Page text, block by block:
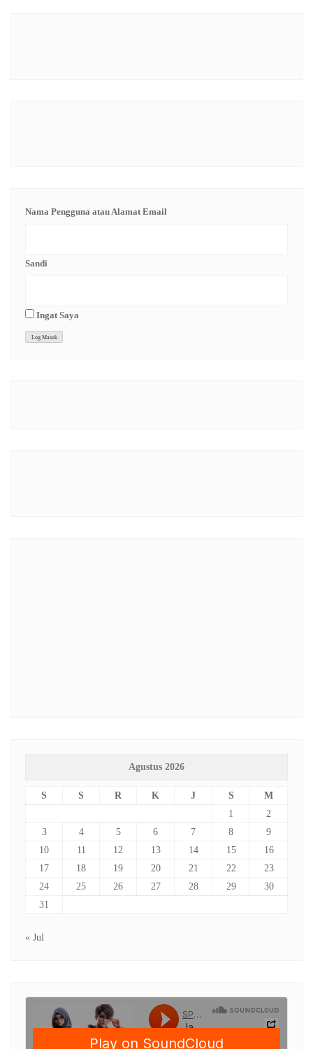
Nama Pengguna atau Alamat Email
Sandi
Ingat Saya
Agustus 2026
S S R K J S
M
1
2
3
4 5 6 7 8
9
10
11 12 13 14 15
16
17
18 19 20 21 22
23
24
25 26 27 28 29
30
31
« Jul